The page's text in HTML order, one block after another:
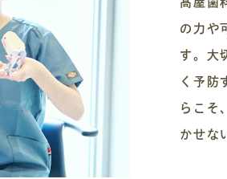
の力や
す。大
く予防
らこそ
かせな